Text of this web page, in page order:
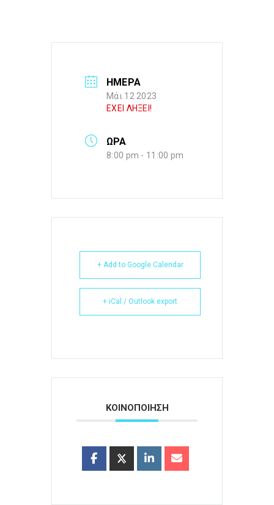
ΗΜΕΡΑ
Μάι 12 2023
ΕΧΕΙ ΛΗΞΕΙ!
ΩΡΑ
8:00 pm - 11:00 pm
+ Add to Google Calendar
+ iCal / Outlook export
ΚΟΙΝΟΠΟΙΗΣΗ